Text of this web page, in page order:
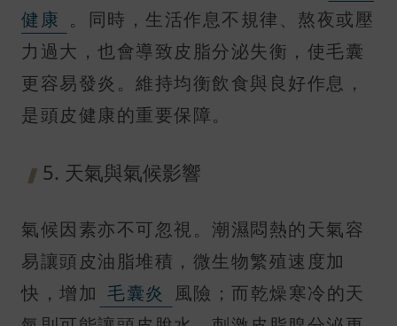
健康 。同時，生活作息不規律、熬夜或壓
力過大，也會導致皮脂分泌失衡，使毛囊
更容易發炎。維持均衡飲食與良好作息，
是頭皮健康的重要保障。
5. 天氣與氣候影響
氣候因素亦不可忽視。潮濕悶熱的天氣容
易讓頭皮油脂堆積，微生物繁殖速度加
快，增加 毛囊炎
風險；而乾燥寒冷的天